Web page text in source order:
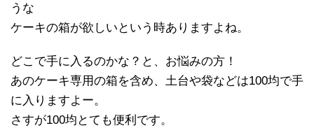
うな
ケーキの箱が欲しいという時ありますよね。
どこで手に入るのかな？と、お悩みの方！
あのケーキ専用の箱を含め、土台や袋などは100均で手
に入りますよー。
さすが100均とても便利です。